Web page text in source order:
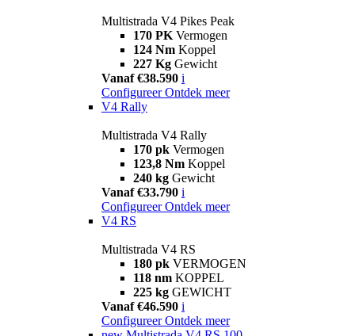
Multistrada V4 Pikes Peak
170 PK Vermogen
124 Nm Koppel
227 Kg Gewicht
Vanaf €38.590 i
Configureer Ontdek meer
V4 Rally
Multistrada V4 Rally
170 pk Vermogen
123,8 Nm Koppel
240 kg Gewicht
Vanaf €33.790 i
Configureer Ontdek meer
V4 RS
Multistrada V4 RS
180 pk VERMOGEN
118 nm KOPPEL
225 kg GEWICHT
Vanaf €46.590 i
Configureer Ontdek meer